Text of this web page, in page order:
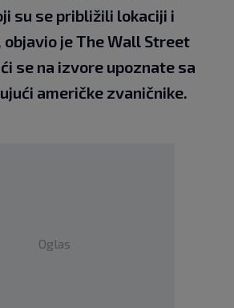
su se približili lokaciji i
je The Wall Street
se na izvore upoznate sa
američke zvaničnike.
Oglas